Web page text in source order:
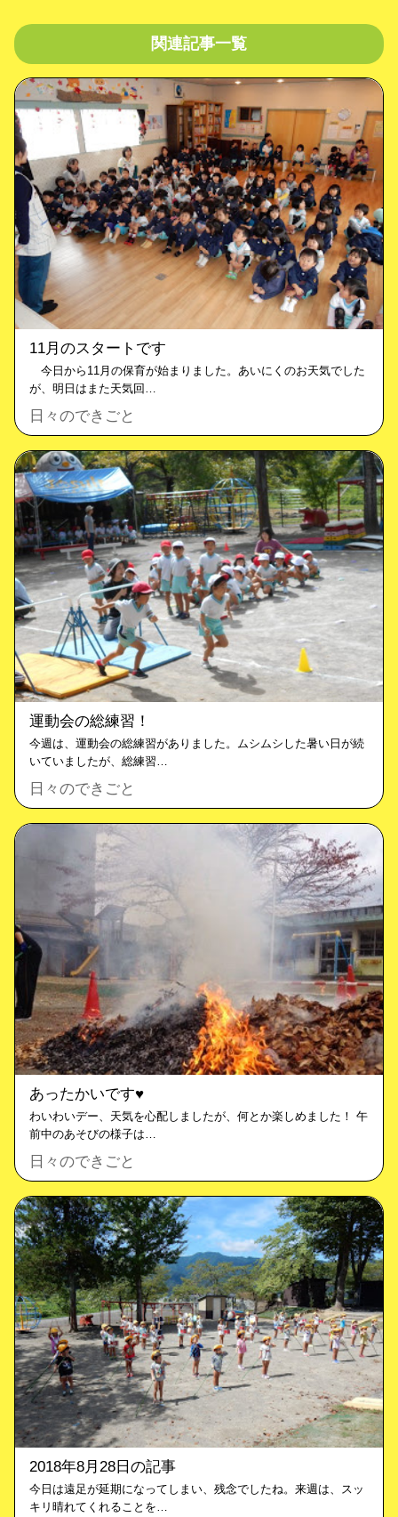
関連記事一覧
11月のスタートです
今日から11月の保育が始まりました。あいにくのお天気でした
が、明日はまた天気回…
日々のできごと
運動会の総練習！
今週は、運動会の総練習がありました。ムシムシした暑い日が続
いていましたが、総練習…
日々のできごと
あったかいです♥︎
わいわいデー、天気を心配しましたが、何とか楽しめました！ 午
前中のあそびの様子は…
日々のできごと
2018年8月28日の記事
今日は遠足が延期になってしまい、残念でしたね。来週は、スッ
キリ晴れてくれることを…